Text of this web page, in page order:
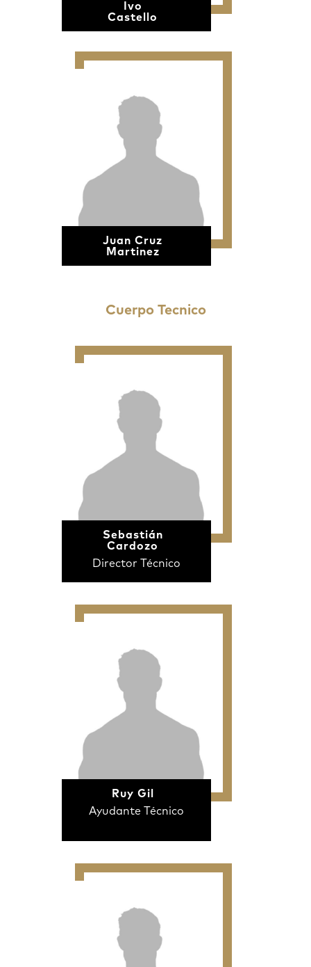
Ivo
Castello
Juan Cruz
Martinez
Cuerpo Tecnico
Sebastián
Cardozo
Director Técnico
Ruy Gil
Ayudante Técnico